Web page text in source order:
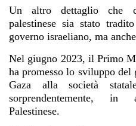
Un altro dettaglio che
palestinese sia stato
governo israeliano, ma
Nel giugno 2023, il Primo
ha promesso lo sviluppo
Gaza alla società
sorprendentemente,
Palestinese.